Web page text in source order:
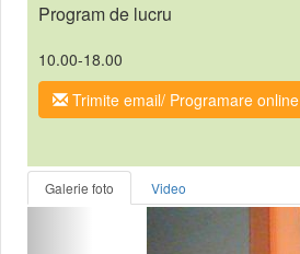
Program de lucru
10.00-18.00
Trimite email/ Programare online
Galerie foto Video